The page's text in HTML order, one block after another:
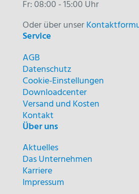
Fr: 08:00 - 15:00 Uhr
Oder über unser
Service
AGB
Datenschutz
Cookie-Einstellungen
Downloadcenter
Versand und Kosten
Kontakt
Über uns
Aktuelles
Das Unternehmen
Karriere
Impressum